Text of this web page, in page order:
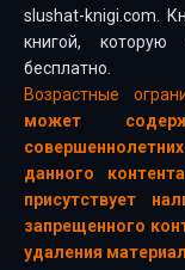
slushat-knigi.com.
книгой,
бесплатно.
Возрастные
может
данного
присутствует
запрещенного
удаления